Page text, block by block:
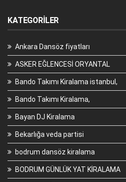
KATEGORILER
Ankara Dansöz fiyatları
ASKER EĞLENCESİ ORYANTAL
Bando Takımı Kiralama istanbul,
Bando Takımı Kiralama,
Bayan DJ Kiralama
Bekarlığa veda partisi
bodrum dansöz kiralama
BODRUM GÜNLÜK YAT KİRALAMA